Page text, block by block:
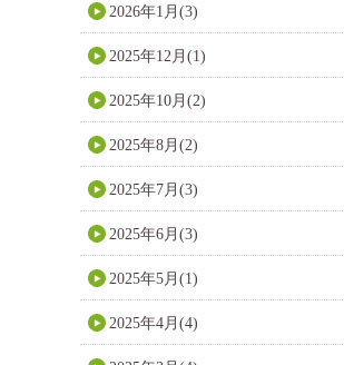
2026年1月(3)
2025年12月(1)
2025年10月(2)
2025年8月(2)
2025年7月(3)
2025年6月(3)
2025年5月(1)
2025年4月(4)